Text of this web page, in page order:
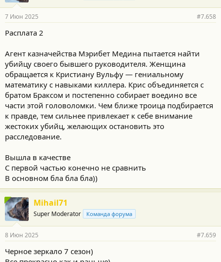
7 Июн 2025 #7.658
Расплата 2
Агент казначейства Мэрибет Медина пытается найти
убийцу своего бывшего руководителя. Женщина
обращается к Кристиану Вульфу — гениальному
математику с навыками киллера. Крис объединяется с
братом Браксом и постепенно собирает воедино все
части этой головоломки. Чем ближе троица подбирается
к правде, тем сильнее привлекает к себе внимание
жестоких убийц, желающих остановить это
расследование.
Вышла в качестве
С первой частью конечно не сравнить
В основном бла бла бла))
Mihail71
Super Moderator Команда форума
8 Июн 2025 #7.659
Черное зеркало 7 сезон)